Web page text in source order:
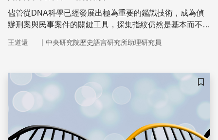
儘管從DNA科學已經發展出極為重要的鑑識技術，成為偵
辦刑案與民事案件的關鍵工具，採集指紋仍然是基本而不可
王道還 ｜ 中央研究院歷史語言研究所助理研究員
儲存